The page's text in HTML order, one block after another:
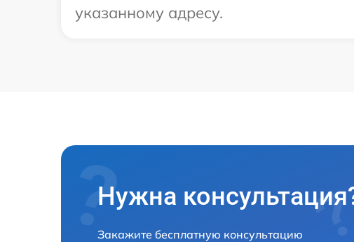
указанному адресу.
Нужна
Закажите бесплатную консультацию